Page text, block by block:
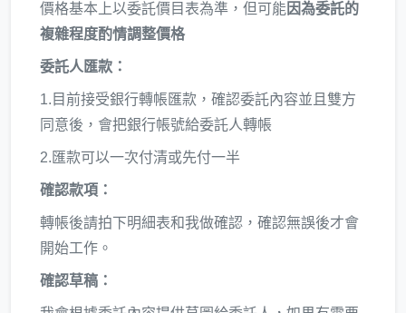
價格基本上以委託價目表為準，但可能 因為委託的
複雜程度酌情調整價格
委託人匯款：
1.目前接受銀行轉帳匯款，確認委託內容並且雙方
同意後，會把銀行帳號給委託人轉帳
2.匯款可以一次付清或先付一半
確認款項：
轉帳後請拍下明細表和我做確認，確認無誤後才會
開始工作。
確認草稿：